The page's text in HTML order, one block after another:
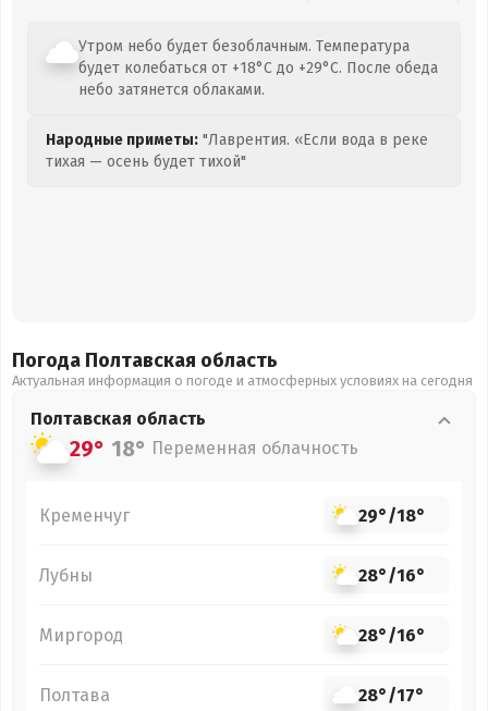
Утром небо будет безоблачным. Температура
будет колебаться от +18°C до +29°C. После обеда
небо затянется облаками.
Народные приметы: "Лаврентия. «Если вода в реке
тихая — осень будет тихой"
Погода Полтавская область
Актуальная информация о погоде и атмосферных условиях на сегодня
Полтавская область
29° 18° Переменная облачность
Кременчуг 29°/18°
Лубны 28°/16°
Миргород 28°/16°
Полтава 28°/17°